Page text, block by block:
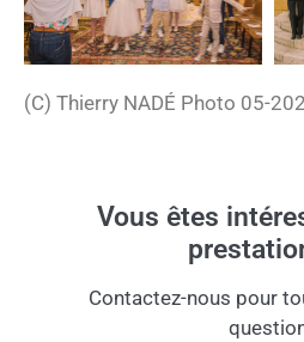
(C) Thierry NADÉ Photo 05-
Vous êtes
Contactez-nous pour